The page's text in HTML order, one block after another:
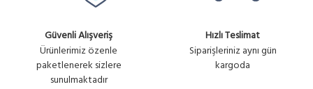
Güvenli Alışveriş
Ürünlerimiz özenle
paketlenerek sizlere
sunulmaktadır
Hızlı Teslimat
Siparişleriniz aynı gün
kargoda